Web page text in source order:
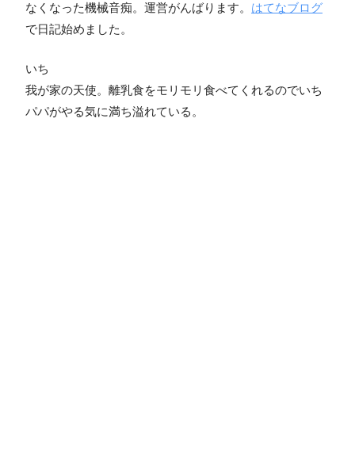
なくなった機械音痴。運営がんばります。 はてなブログ
で日記始めました。
いち
我が家の天使。離乳食をモリモリ食べてくれるのでいち
パパがやる気に満ち溢れている。